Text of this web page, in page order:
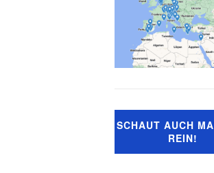
SCHAUT AUCH
REIN!